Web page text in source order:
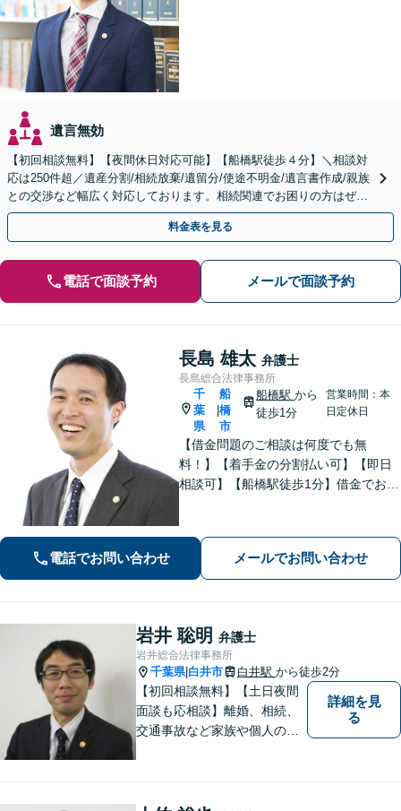
遺言無効
【初回相談無料】【夜間休日対応可能】【船橋駅徒歩４分】＼相談対
応は250件超／遺産分割/相続放棄/遺留分/使途不明金/遺言書作成/親族
との交渉など幅広く対応しております。相続関連でお困りの方はぜひ
一度ご相談ください。
料金表を見る
電話で面談予約 メールで面談予約
長島 雄太 弁護士
長島総合法律事務所
千
葉
県
船
橋
市
船橋駅から
徒歩1分
営業時間：本
日定休日
【借金問題のご相談は何度でも無
料！】【着手金の分割払い可】【即日
相談可】【船橋駅徒歩1分】借金でお悩
電話でお問い合わせ メールでお問い合わせ
岩井 聡明 弁護士
岩井総合法律事務所
千葉県| 白井市 白井駅 から徒歩2分
【初回相談無料】【土日夜間
面談も応相談】離婚、相続、
交通事故など家族や個人のト
詳細を見
る